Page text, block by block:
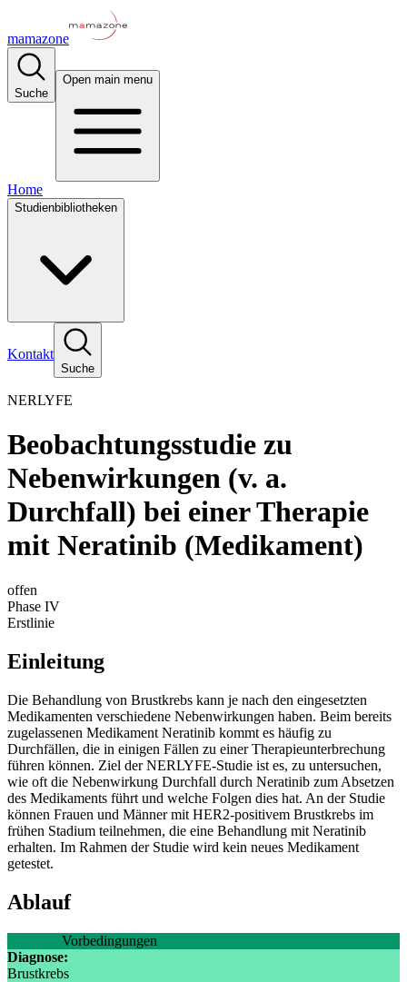
mamazone
Suche
Open main menu
Home
Studienbibliotheken
Kontakt
Suche
NERLYFE
Beobachtungsstudie zu
Nebenwirkungen (v. a.
Durchfall) bei einer Therapie
mit Neratinib (Medikament)
offen
Phase IV
Erstlinie
Einleitung
Die Behandlung von Brustkrebs kann je nach den eingesetzten
Medikamenten verschiedene Nebenwirkungen haben. Beim bereits
zugelassenen Medikament Neratinib kommt es häufig zu
Durchfällen, die in einigen Fällen zu einer Therapieunterbrechung
führen können. Ziel der NERLYFE-Studie ist es, zu untersuchen,
wie oft die Nebenwirkung Durchfall durch Neratinib zum Absetzen
des Medikaments führt und welche Folgen dies hat. An der Studie
können Frauen und Männer mit HER2-positivem Brustkrebs im
frühen Stadium teilnehmen, die eine Behandlung mit Neratinib
erhalten. Im Rahmen der Studie wird kein neues Medikament
getestet.
Ablauf
Vorbedingungen
Diagnose:
Brustkrebs